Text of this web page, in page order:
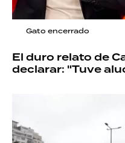
Gato encerrado
El duro relato de
declarar: "Tuve